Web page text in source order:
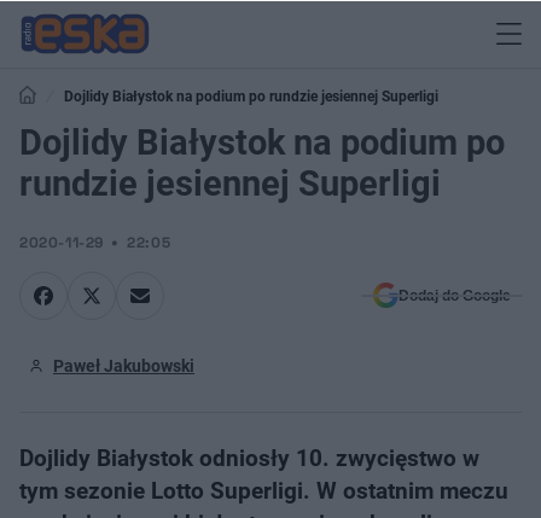
Dojlidy Białystok na podium po rundzie jesiennej Superligi
Dojlidy Białystok na podium po
rundzie jesiennej Superligi
2020-11-29 22:05
Dodaj do Google
Paweł Jakubowski
Dojlidy Białystok odniosły 10. zwycięstwo w
tym sezonie Lotto Superligi. W ostatnim meczu